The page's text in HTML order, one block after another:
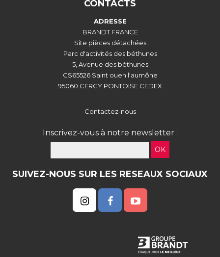
CONTACTS
ADRESSE
BRANDT FRANCE
Site pièces détachées
Parc d'activités des béthunes
5, Avenue des béthunes
CS65526 Saint ouen l'aumône
95060 CERGY PONTOISE CEDEX
Contactez-nous
Inscrivez-vous à notre newsletter :
OK
SUIVEZ-NOUS SUR LES RESEAUX SOCIAUX